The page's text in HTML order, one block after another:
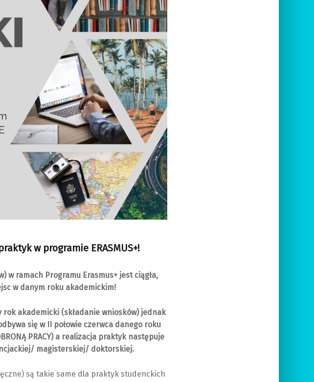
w programie ERASMUS+!
ramach Programu Erasmus+ jest ciągła,
w danym roku akademickim!
akademicki (składanie wniosków) jednak
się w II połowie czerwca danego roku
PRACY) a realizacja praktyk następuje
magisterskiej/ doktorskiej.
są takie same dla praktyk studenckich